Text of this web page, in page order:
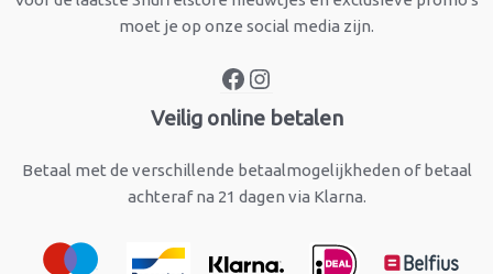
moet je op onze social media zijn.
Veilig online betalen
Betaal met de verschillende betaalmogelijkheden of betaal
achteraf na 21 dagen via Klarna.